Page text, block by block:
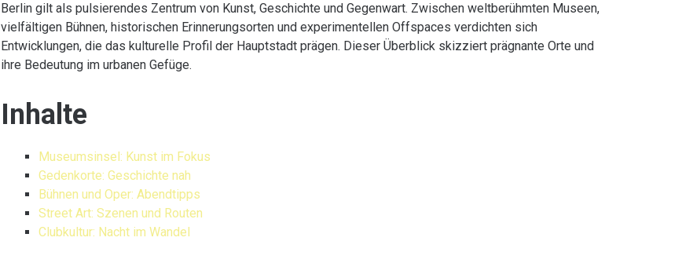
Berlin gilt als pulsierendes Zentrum von Kunst, Geschichte und Gegenwart. Zwischen weltberühmten Museen,
vielfältigen Bühnen, historischen Erinnerungsorten und experimentellen Offspaces verdichten sich
Entwicklungen, die das kulturelle Profil der Hauptstadt prägen. Dieser Überblick skizziert prägnante Orte und
ihre Bedeutung im urbanen Gefüge.
Inhalte
Museumsinsel: Kunst im Fokus
Gedenkorte: Geschichte nah
Bühnen und Oper: Abendtipps
Street Art: Szenen und Routen
Clubkultur: Nacht im Wandel